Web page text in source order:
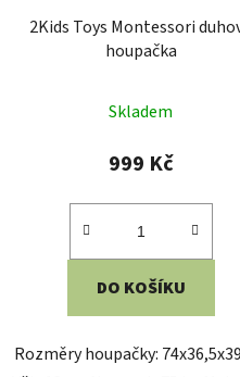
2Kids Toys Montessori
houpačka
hodnocení
produktu
5,0
z
hvězdiček.
Skladem
999 Kč
DO KOŠÍKU
Rozměry houpačky: